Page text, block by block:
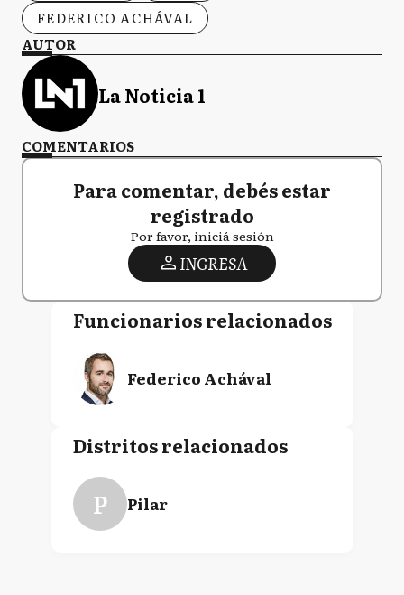
FEDERICO ACHÁVAL
AUTOR
La Noticia 1
COMENTARIOS
Para comentar, debés estar
registrado
Por favor, iniciá sesión
INGRESA
Funcionarios relacionados
Federico Achával
Distritos relacionados
P Pilar